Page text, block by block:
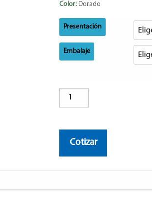
Color: Dorado
Presentación
Embalaje
Hofbräuhaus
Weissbier
Cotizar